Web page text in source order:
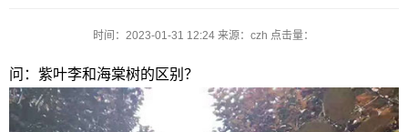
时间：2023-01-31 12:24来源：czh 点击量：
问：紫叶李和海棠树的区别？